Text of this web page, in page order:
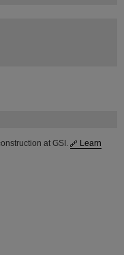
at GSI.
Learn